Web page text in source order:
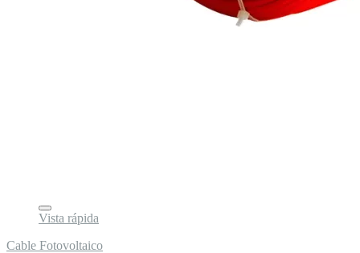
Vista rápida
Cable Fotovoltaico